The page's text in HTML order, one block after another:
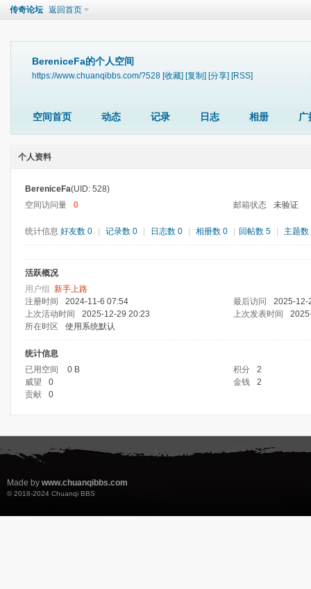
传奇论坛 返回首页
BereniceFa的个人空间
https://www.chuanqibbs.com/?528 [收藏] [复制] [分享] [RSS]
空间首页 动态 记录 日志 相册 广
个人资料
BereniceFa(UID: 528)
空间访问量
0 邮箱状态 未验证
统计信息 好友数 0 记录数 0 日志数 0 相册数 0 回帖数 5 主题数
活跃概况
用户组 新手上路
注册时间
2024-11-6 07:54 最后访问
2025-12-
上次活动时间
2025-12-29 20:23 上次发表时间
所在时区
使用系统默认
统计信息
已用空间
0 B 积分
2
威望
0 金钱
2
贡献
0
Made by www.chuanqibbs.com
© 2018-2024 Chuanqi BBS